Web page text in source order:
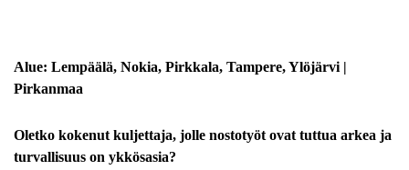
Alue: Lempäälä, Nokia, Pirkkala, Tampere, Ylöjärvi |
Pirkanmaa
Oletko kokenut kuljettaja, jolle nostotyöt ovat tuttua arkea ja
turvallisuus on ykkösasia?